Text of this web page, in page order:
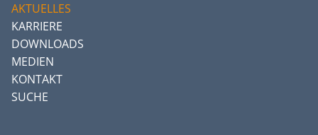
AKTUELLES
KARRIERE
DOWNLOADS
MEDIEN
KONTAKT
SUCHE